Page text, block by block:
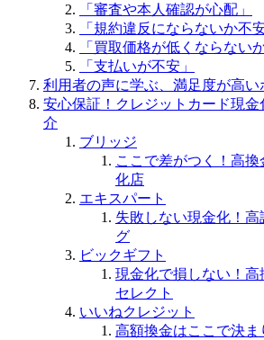
「審査や本人確認が心配」
「規約違反にならないか不安
「買取価格が低くならないか
「支払いが不安」
利用者の声に学ぶ、満足度が高い
安心保証！クレジットカード現
介
ブリッジ
ここで差がつく！高
化店
エキスパート
失敗しない現金化！
グ
ビックギフト
現金化で損しない！高
セレクト
いいねクレジット
高額換金はここで決